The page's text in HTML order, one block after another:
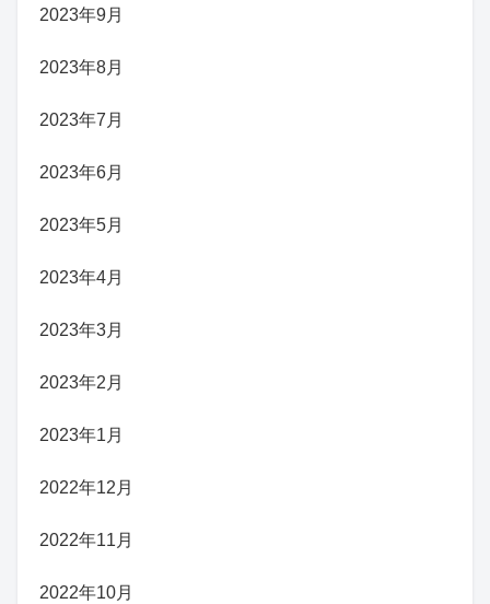
2023年9月
2023年8月
2023年7月
2023年6月
2023年5月
2023年4月
2023年3月
2023年2月
2023年1月
2022年12月
2022年11月
2022年10月